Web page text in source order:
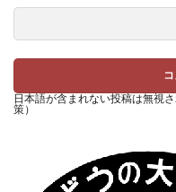
日本語が含まれない投稿は無視
策）